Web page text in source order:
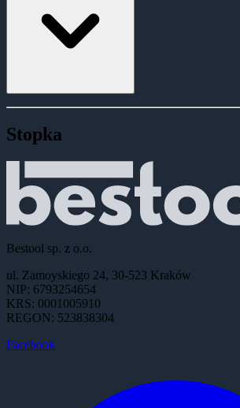
Stopka
Bestool sp. z o.o.
ul. Zamoyskiego 24, 30-523 Kraków
NIP: 6793254654
KRS: 0001005910
REGON: 523838304
Facebook